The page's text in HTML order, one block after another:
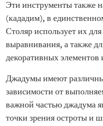
Эти инструменты также
(кададим), в
Столяр использует их
выравнивания, а также
декоративных
Джадумы имеют
зависимости от
важной частью джадума
точки зрения остроты и